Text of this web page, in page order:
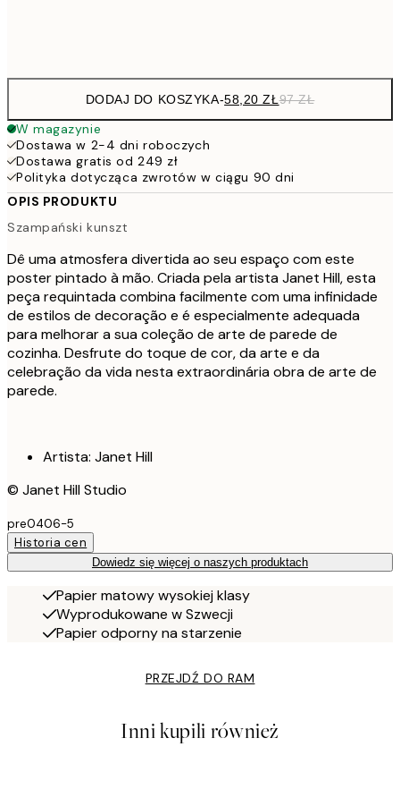
DODAJ DO KOSZYKA-58,20 ZŁ97 ZŁ
W magazynie
Dostawa w 2-4 dni roboczych
Dostawa gratis od 249 zł
Polityka dotycząca zwrotów w ciągu 90 dni
OPIS PRODUKTU
Szampański kunszt
Dê uma atmosfera divertida ao seu espaço com este
poster pintado à mão. Criada pela artista Janet Hill, esta
peça requintada combina facilmente com uma infinidade
de estilos de decoração e é especialmente adequada
para melhorar a sua coleção de arte de parede de
cozinha. Desfrute do toque de cor, da arte e da
celebração da vida nesta extraordinária obra de arte de
parede.
Artista: Janet Hill
© Janet Hill Studio
pre0406-5
Historia cen
Dowiedz się więcej o naszych produktach
Papier matowy wysokiej klasy
Wyprodukowane w Szwecji
Papier odporny na starzenie
PRZEJDŹ DO RAM
Inni kupili również